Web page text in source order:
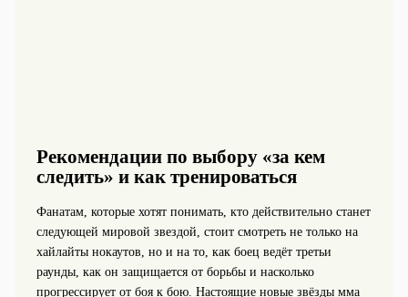
Рекомендации по выбору «за кем
следить» и как тренироваться
Фанатам, которые хотят понимать, кто действительно станет
следующей мировой звездой, стоит смотреть не только на
хайлайты нокаутов, но и на то, как боец ведёт третьи
раунды, как он защищается от борьбы и насколько
прогрессирует от боя к бою. Настоящие новые звёзды мма